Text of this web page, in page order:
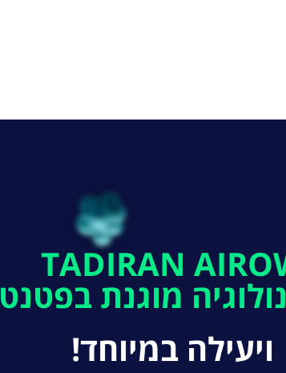
TADIRAN
מוגנת בפטנט
ויעילה במיוחד!